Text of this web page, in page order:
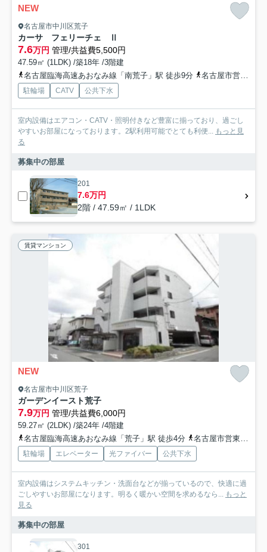
NEW
名古屋市中川区荒子
カーサ フェリーチェ Ⅱ
7.6万円 管理/共益費5,500円
47.59㎡ (1LDK) /築18年 /3階建
名古屋臨海高速あおなみ線「南荒子」駅 徒歩9分
名古屋市営東山線「高畑」駅 徒歩11分
駐輪場 CATV 公共下水
室内設備はエアコン・CATV・照明付きなど豊富に揃っており、過ごし
やすいお部屋になっております。2駅利用可能でとても利便... もっと見
る
募集中の部屋
201
7.6万円
2階 / 47.59㎡ / 1LDK
賃貸マンション
NEW
名古屋市中川区荒子
ガーデンイースト荒子
7.9万円 管理/共益費6,000円
59.27㎡ (2LDK) /築24年 /4階建
名古屋臨海高速あおなみ線「荒子」駅 徒歩4分
名古屋市営東山線「高畑」駅 徒歩9分
駐輪場 エレベーター 光ファイバー 公共下水
室内設備はシステムキッチン・洗面台などが揃っているので、快適に過
ごしやすいお部屋になります。明るく暖かい空間を求めるなら... もっと
見る
募集中の部屋
301